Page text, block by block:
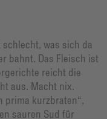
was sich da
bahnt. Das Fleisch ist
reicht die
aus. Macht nix.
prima kurzbraten“,
sauren Sud für